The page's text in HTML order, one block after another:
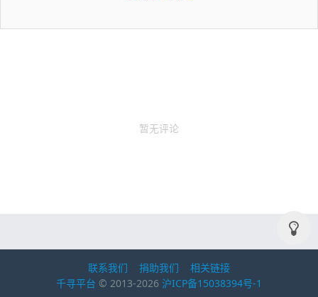
暂无评论
联系我们 捐助我们
相关链接
千寻平台 © 2013-2026 沪ICP备15038394号-1